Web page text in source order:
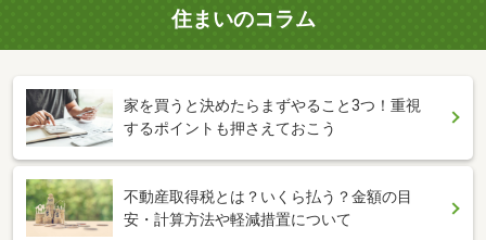
住まいのコラム
家を買うと決めたらまずやること3つ！重視
するポイントも押さえておこう
不動産取得税とは？いくら払う？金額の目
安・計算方法や軽減措置について